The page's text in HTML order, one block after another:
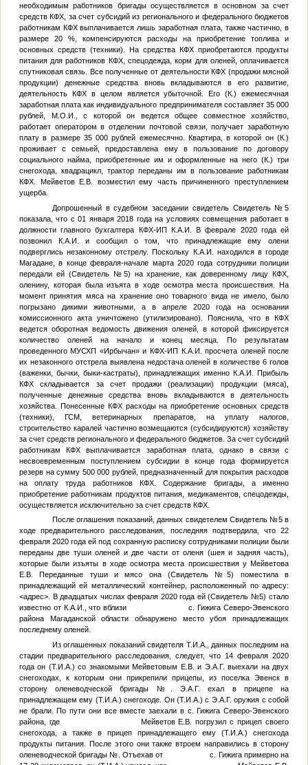
необходимым работников бригады осуществляется в основном за счет
средств КФХ, за счет субсидий из регионального и федерального бюджетов
работникам КФХ выплачивается лишь заработная плата, также частично, в
размере 20 %, компенсируются расходы на приобретение топлива и
основных средств (техники). На средства КФХ приобретаются продукты
питания для работников КФХ, спецодежда, корм для оленей, оплачивается
спутниковая связь. Все полученные от деятельности КФХ (продажи мясной
продукции) денежные средства вновь вкладываются в его развитие,
деятельность КФХ в целом является убыточной. Его (К.) ежемесячная
заработная плата как индивидуального предпринимателя составляет 35 000
рублей,
М.О.И.
, с которой он ведется общее совместное хозяйство,
работает оператором в отделении почтовой связи, получает заработную
плату в размере 35 000 рублей ежемесячно. Квартира, в которой он (К.)
проживает с семьей, предоставлена ему в пользование по договору
социального найма, приобретенные им и оформленные на него (К.) три
снегохода, квадрацикл, трактор переданы им в пользование работникам
КФХ. Мейветов Е.В. возместил ему часть причиненного преступлением
ущерба.
Допрошенный в судебном заседании свидетель Свидетель №5
показала, что с 01 января 2018 года на условиях совмещения работает в
должности главного бухгалтера КФХ-ИП К.А.И.
В феврале 2020 года ей
позвонил К.А.И.
и сообщил о том, что принадлежащие ему олени
подверглись незаконному отстрелу. Поскольку К.А.И.
находился в городе
Магадане, в конце февраля-начале марта 2020 года сотрудники полиции
передали ей (Свидетель №5) на хранение, как доверенному лицу КФХ,
оленину, которая была изъята в ходе осмотра места происшествия. На
момент принятия мяса на хранение оно товарного вида не имело, было
погрызано дикими животными, а в апреле 2020 года на основании
комиссионного акта уничтожено (утилизировано). Пояснила, что в КФХ
ведется оборотная ведомость движения оленей, в которой фиксируется
количество оленей на начало и конец месяца. По результатам
проведенного МУСХП «Ирбычан» и КФХ-ИП К.А.И.
просчета оленей после
их незаконного отстрела выявлена недостача оленей в количестве 6 голов
(важенки, бычки, быки-кастраты), принадлежащих именноК.А.И.
Прибыль
КФХ складывается за счет продажи (реализации) продукции (мяса),
полученные денежные средства вновь вкладываются в деятельность
хозяйства. Понесенные КФХ расходы на приобретение основных средств
(техники), ГСМ, ветеринарных препаратов, на уплату налогов,
строительство каралей частично возмещаются (субсидируются) хозяйству
за счет средств регионального и федерального бюджетов. За счет субсидий
работникам КФХ выплачивается заработная плата, однако в связи с
несвоевременным поступлением субсидии в конце года формируется
резерв на сумму 500 000 рублей, предназначенный для покрытия расходов
на оплату труда работников КФХ. Содержание бригады, а именно
приобретение работникам продуктов питания, медикаментов, спецодежды,
осуществляется исключительно за счет средств КФХ.
После оглашения показаний, данных свидетелем Свидетель №5в
ходе предварительного расследования, последняя подтвердила, что 22
февраля 2020 года ей под сохранную расписку сотрудниками полиции были
переданы две туши оленей и две части от оленя (шея и задняя часть),
которые были изъяты в ходе осмотра места происшествия у Мейветова
Е.В. Переданные туши и мясо она (Свидетель №5) поместила в
принадлежащий ей металлический контейнер, расположенный по адресу:
<адрес>. В двадцатых числах февраля 2020 года ей (Свидетель №5) стало
известно от К.А.И., что вблизи с. Гижига Северо-Эвенского
района Магаданской области обнаружено место убоя принадлежащих
последнему оленей.
Из оглашенных показаний свидетеля Т.И.А.
, данных последним на
стадии предварительного расследования, следует, что 14 февраля 2020
года он (Т.И.А. ) со знакомыми Мейветовым Е.В. и Э.А.Г. выехали на двух
снегоходах, к которым они прикрепили прицепы, из поселка Эвенск в
сторону оленеводческой бригады
№ .Э.А.Г.
ехал в прицепе на
принадлежащем ему (Т.И.А. ) снегоходе. Он (Т.И.А.) с Э.А.Г. оружия с собой
не брали. По пути они все вместе заехали в с. Гижига Северо-Эвенского
района, где Мейветов Е.В. погрузил с прицеп своего
снегохода, а также в прицеп принадлежащего ему (Т.И.А.) снегохода
продукты питания. После этого они также втроем направились в сторону
оленеводческой бригады № . Отъехав от с. Гижига примерно на